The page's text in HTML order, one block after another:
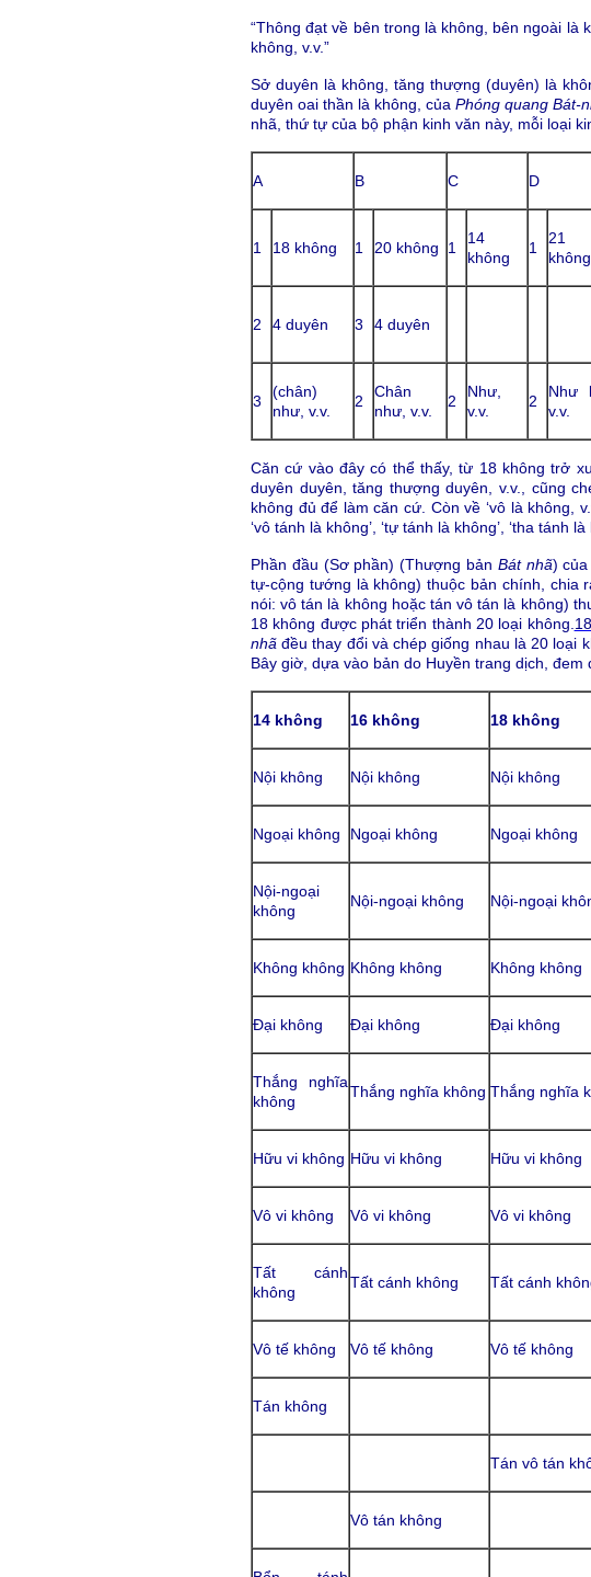
“Thông đạt về bên trong là không, bên ngoài
không, v.v.”
Sở duyên là không, tăng thượng (duyên) là
duyên oai thần là không, củaPhóng quang Bát-
nhã, thứ tự của bộ phận kinh văn này, mỗi loại
A B C D
1 18 không 1 20 không 1
14
không
1
21
không
2 4 duyên 3 4 duyên
3
(chân)
như, v.v.
2
Chân
như, v.v.
2
Như,
v.v.
2
Như
v.v.
Căn cứ vào đây có thể thấy, từ 18 không trở
duyên duyên, tăng thượng duyên, v.v., cũng
không đủ để làm căn cứ. Còn về ‘vô là không,
‘vô tánh là không’, ‘tự tánh là không’, ‘tha tánh là
Phần đầu (Sơ phần) (Thượng bản Bát nhã) của
tự-cộng tướng là không) thuộc bản chính, chia
nói: vô tán là không hoặc tán vô tán là không)
18 không được phát triển thành 20 loại không. 18
nhã đều thay đổi và chép giống nhau là 20 loại
Bây giờ, dựa vào bản do Huyền trang dịch,
14 không 16 không 18 không
Nội không Nội không Nội không
Ngoại không Ngoại không Ngoại không
Nội-ngoại
không
Nội-ngoại không Nội-ngoại
Không không Không không Không không
Đại không Đại không Đại không
Thắng nghĩa
không
Thắng nghĩa không Thắng nghĩa
Hữu vi không Hữu vi không Hữu vi không
Vô vi không Vô vi không Vô vi không
Tất cánh
không
Tất cánh không Tất cánh
Vô tế không Vô tế không Vô tế không
Tán không
Tán vô tán
Vô tán không